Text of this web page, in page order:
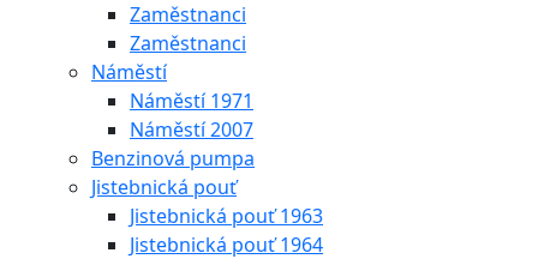
Zaměstnanci
Zaměstnanci
Náměstí
Náměstí 1971
Náměstí 2007
Benzinová pumpa
Jistebnická pouť
Jistebnická pouť 1963
Jistebnická pouť 1964